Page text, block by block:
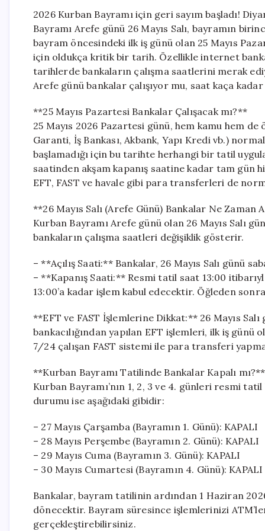
2026 Kurban Bayramı için geri sayım başladı!
Bayramı Arefe günü 26 Mayıs Salı, bayramın
bayram öncesindeki ilk iş günü olan 25 Mayıs
için oldukça kritik bir tarih. Özellikle internet
tarihlerde bankaların çalışma saatlerini merak
Arefe günü bankalar çalışıyor mu, saat kaça
**25 Mayıs Pazartesi Bankalar Çalışacak mı?**
25 Mayıs 2026 Pazartesi günü, hem kamu hem
Garanti, İş Bankası, Akbank, Yapı Kredi vb.)
başlamadığı için bu tarihte herhangi bir tatil
saatinden akşam kapanış saatine kadar tam gün
EFT, FAST ve havale gibi para transferleri de
**26 Mayıs Salı (Arefe Günü) Bankalar Ne Zaman
Kurban Bayramı Arefe günü olan 26 Mayıs Salı
bankaların çalışma saatleri değişiklik gösterir.
– **Açılış Saati:** Bankalar, 26 Mayıs Salı günü
– **Kapanış Saati:** Resmi tatil saat 13:00
13:00’a kadar işlem kabul edecektir. Öğleden
**EFT ve FAST İşlemlerine Dikkat:** 26 Mayıs
bankacılığından yapılan EFT işlemleri, ilk iş
7/24 çalışan FAST sistemi ile para transferi
**Kurban Bayramı Tatilinde Bankalar Kapalı mı?**
Kurban Bayramı’nın 1, 2, 3 ve 4. günleri resmi
durumu ise aşağıdaki gibidir:
– 27 Mayıs Çarşamba (Bayramın 1. Günü): KAPALI
– 28 Mayıs Perşembe (Bayramın 2. Günü): KAPALI
– 29 Mayıs Cuma (Bayramın 3. Günü): KAPALI
– 30 Mayıs Cumartesi (Bayramın 4. Günü): KAPALI
Bankalar, bayram tatilinin ardından 1 Haziran
dönecektir. Bayram süresince işlemlerinizi
gerçekleştirebilirsiniz.